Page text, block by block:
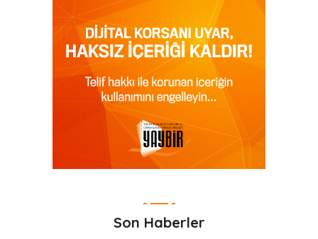
Son Haberler